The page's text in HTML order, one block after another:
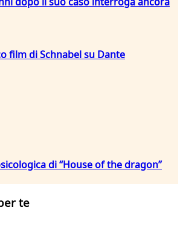
film di Schnabel su Dante
di “House of the dragon”
te